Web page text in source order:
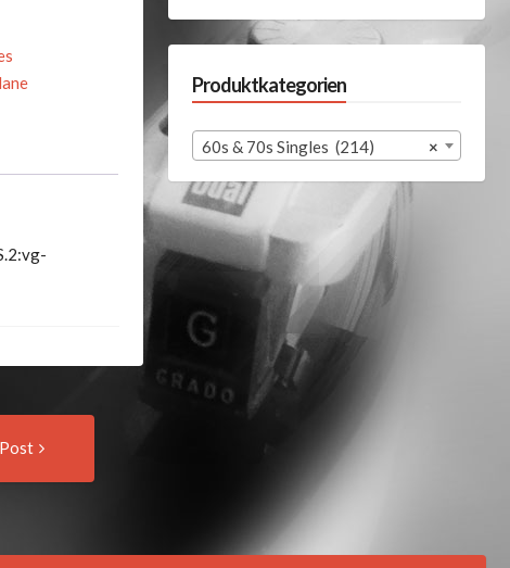
Produktkategorien
×
60s & 70s Singles (214)